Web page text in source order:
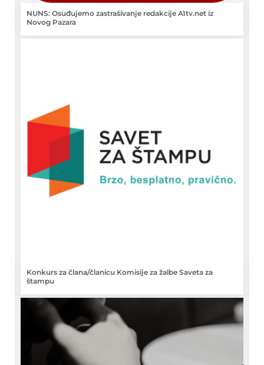
NUNS: Osuđujemo zastrašivanje redakcije A1tv.net iz
Novog Pazara
Konkurs za člana/članicu Komisije za žalbe Saveta za
štampu